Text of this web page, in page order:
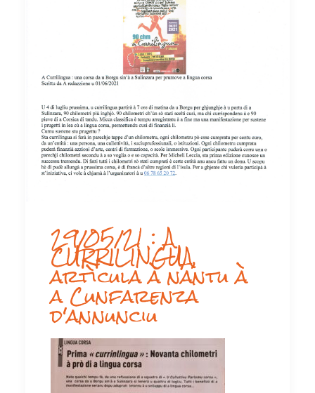
29/05/21 : A
CURRILINGUA,
artìcula à nantu à
a Cunfarenza
d'annunciu